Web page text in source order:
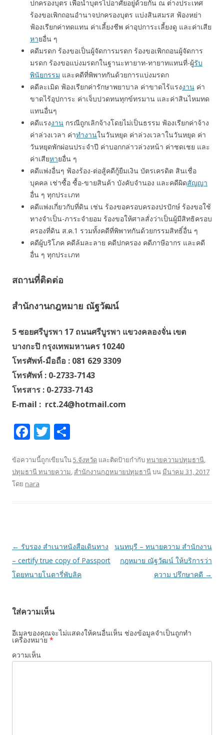
ปกครองบุตร เพื่อนำบุตรไปอาศัยอยู่ด้วยกัน ณ ต่างประเทศ
ร้องขอเพิกถอนอำนาจปกครองบุตร แบ่งสินสมรส ฟ้องหย่า
ฟ้องเรียกค่าทดแทน ค่าเลี้ยงชีพ ค่าอุปการะเลี้ยงดู และค่าเสีย
หายอื่น ๆ
คดีมรดก ร้องขอเป็นผู้จัดการมรดก ร้องขอเพิกถอนผู้จัดการ
มรดก ร้องขอแบ่งมรดกในฐานะทายาท-ทายาทแทนที่-ผู้รับ
พินัยกรรม และคดีที่พิพาทกันด้วยการแบ่งมรดก
คดีละเมิด ฟ้องเรียกค่ารักษาพยาบาล ค่าขาดไร้แรงงาน ค่า
ขาดไร้อุปการะ ค่าเจ็บปวดทนทุกข์ทรมาน และค่าสินไหมทด
แทนอื่นๆ
คดีแรงงาน กรณีถูกเลิกจ้างโดยไม่เป็นธรรม ฟ้องเรียกค่าจ้าง
ค่าล่วงเวลา ค่าทํางานในวันหยุด ค่าล่วงเวลาในวันหยุด ค่า
วันหยุดพักผ่อนประจำปี ค่าบอกกล่าวล่วงหน้า ค่าชดเชย และ
ค่าเสียหายอื่น ๆ
คดีแพ่งอื่นๆ ฟ้องร้อง-ต่อสู้คดีกู้ยืมเงิน บัตรเครดิต สินเชื่อ
บุคคล เช่าซื้อ ซื้อ-ขายสินค้า บังคับจำนอง และคดีผิดสัญญา
อื่น ๆ ทุกประเภท
คดีแพ่งเกี่ยวกับที่ดิน เช่น ร้องขอครอบครองปรปักษ์ ร้องขอใช้
ทางจำเป็น-ภาระจำยอม ร้องขอให้ศาลสั่งว่าเป็นผู้มีสิทธิครอบ
ครองที่ดิน ส.ค.1 รวมทั้งคดีที่พิพาทกันด้วยกรรมสิทธิ์อื่น ๆ
คดีผู้บริโภค คดีล้มละลาย คดีปกครอง คดีภาษีอากร และคดี
อื่น ๆ ทุกประเภท
สถานที่ติดต่อ
สำนักงานกฎหมาย ณัฐวัฒน์
5 ซอยศรีบูรพา 17 ถนนศรีบูรพา แขวงคลองจั่น เขต
บางกะปิ กรุงเทพมหานคร 10240
โทรศัพท์-มือถือ : 081 629 3309
โทรศัพท์ : 0-2733-7143
โทรสาร : 0-2733-7143
E-mail : rct.24@hotmail.com
F
e
b
T
itt
er
ar
e
ข้อความนี้ถูกเขียนใน5.จังหวัด และติดป้ายกำกับทนายความปทุมธานี,
ปทุมธานี ทนายความ, สำนักงานกฏหมายปทุมธานีบนมีนาคม 31, 2017
โดย nara
เมนู
นำทาง
เรื่อง
← รับรอง สำเนาหนังสือเดินทาง
– certify true copy of Passport
โดยทนายโนตารี่พับลิค
นนทบุรี – ทนายความ สำนักงาน
กฎหมาย ณัฐวัฒน์ ให้บริการว่า
ความ ปรึกษาคดี →
ใส่ความเห็น
อีเมลของคุณจะไม่แสดงให้คนอื่นเห็น ช่องข้อมูลจำเป็นถูกทำ
เครื่องหมาย *
ความเห็น